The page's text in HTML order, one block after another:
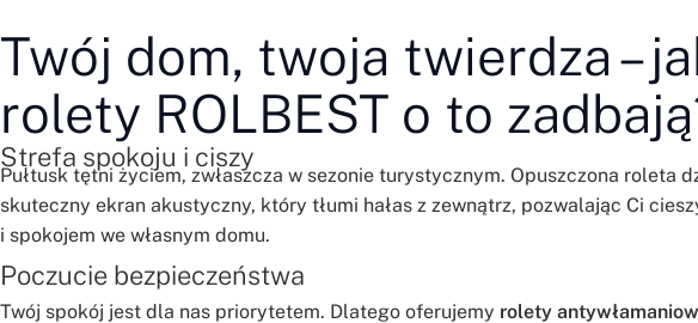
Twój dom, twoja twierdza –
rolety ROLBEST o to
Strefa spokoju i ciszy
Pułtusk tętni życiem, zwłaszcza w sezonie turystycznym. Opuszczona roleta
skuteczny ekran akustyczny, który tłumi hałas z zewnątrz, pozwalając Ci
i spokojem we własnym domu.
Poczucie bezpieczeństwa
Twój spokój jest dla nas priorytetem. Dlatego oferujemy rolety